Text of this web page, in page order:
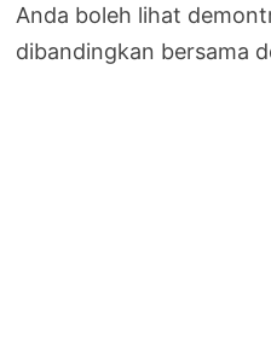
Anda boleh lihat
dibandingkan bersama